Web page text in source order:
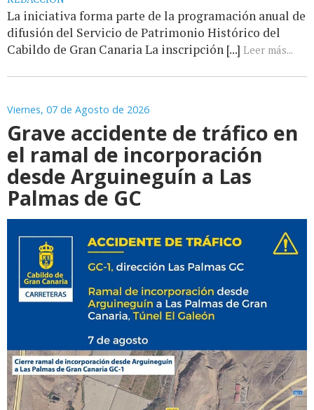
La iniciativa forma parte de la programación anual de
difusión del Servicio de Patrimonio Histórico del
Cabildo de Gran Canaria La inscripción [...] Leer más...
Viernes, 07 de Agosto de 2026
Grave accidente de tráfico en
el ramal de incorporación
desde Arguineguín a Las
Palmas de GC